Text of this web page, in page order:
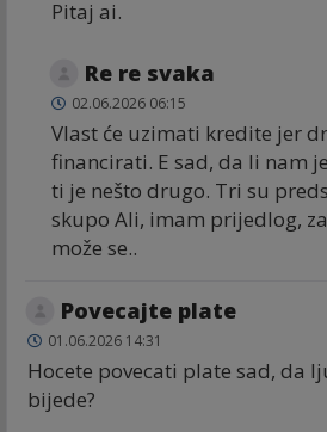
Pitaj ai.
Re re svaka
02.06.2026 06:15
Vlast će uzimati kredite jer
financirati. E sad, da li nam
ti je nešto drugo. Tri su
skupo Ali, imam prijedlog,
može se..
Povecajte plate
01.06.2026 14:31
Hocete povecati plate sad, da
bijede?